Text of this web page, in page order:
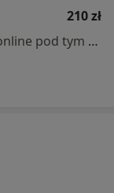
210 zł
Specjalista nie oferuje umawiania online pod tym adresem.